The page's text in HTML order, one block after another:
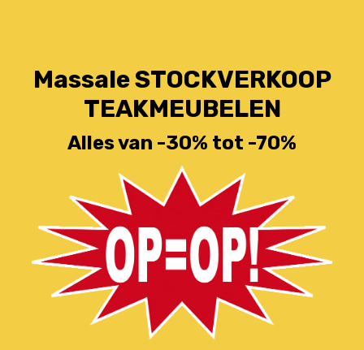
Massale STOCKVERKOOP
TEAKMEUBELEN
Alles van -30% tot -70%